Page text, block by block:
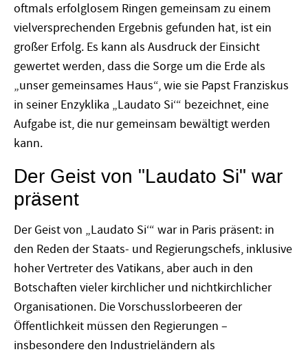
oftmals erfolglosem Ringen gemeinsam zu einem
vielversprechenden Ergebnis gefunden hat, ist ein
großer Erfolg. Es kann als Ausdruck der Einsicht
gewertet werden, dass die Sorge um die Erde als
„unser gemeinsames Haus“, wie sie Papst Franziskus
in seiner Enzyklika „Laudato Si‘“ bezeichnet, eine
Aufgabe ist, die nur gemeinsam bewältigt werden
kann.
Der Geist von "Laudato Si" war
präsent
Der Geist von „Laudato Si‘“ war in Paris präsent: in
den Reden der Staats- und Regierungschefs, inklusive
hoher Vertreter des Vatikans, aber auch in den
Botschaften vieler kirchlicher und nichtkirchlicher
Organisationen. Die Vorschusslorbeeren der
Öffentlichkeit müssen den Regierungen –
insbesondere den Industrieländern als